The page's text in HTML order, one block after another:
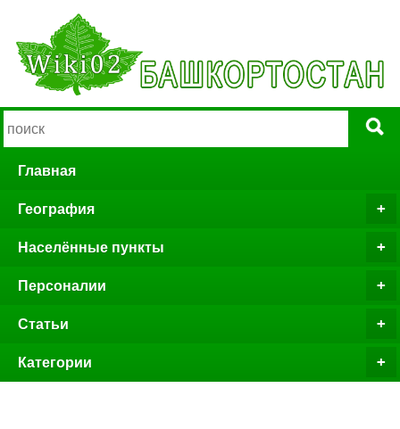
Главная
География
Населённые пункты
Персоналии
Статьи
Категории